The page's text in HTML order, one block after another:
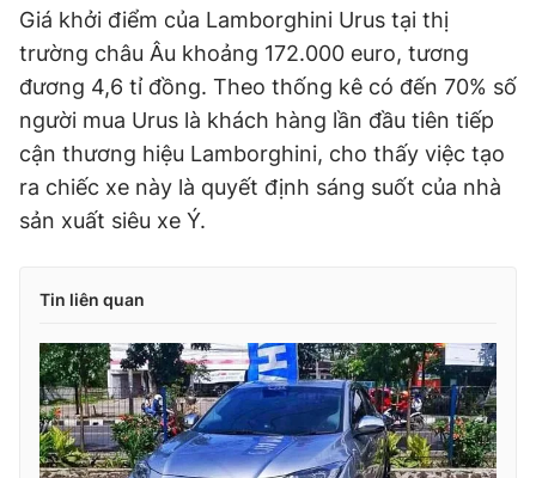
Giá khởi điểm của Lamborghini Urus tại thị
trường châu Âu khoảng 172.000 euro, tương
đương 4,6 tỉ đồng. Theo thống kê có đến 70% số
người mua Urus là khách hàng lần đầu tiên tiếp
cận thương hiệu Lamborghini, cho thấy việc tạo
ra chiếc xe này là quyết định sáng suốt của nhà
sản xuất siêu xe Ý.
Tin liên quan